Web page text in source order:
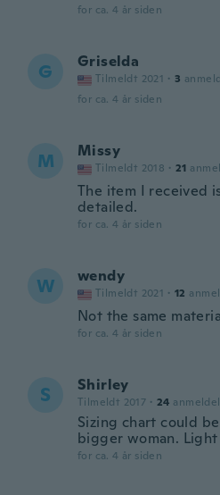
for ca. 4 år siden
G Griselda
Tilmeldt 2021 · 3
for ca. 4 år siden
M Missy
Tilmeldt 2018 · 21
The item I received
detailed.
for ca. 4 år siden
W wendy
Tilmeldt 2021 · 12
Not the same
for ca. 4 år siden
S Shirley
Tilmeldt 2017 · 24
Sizing chart could
bigger woman.
for ca. 4 år siden